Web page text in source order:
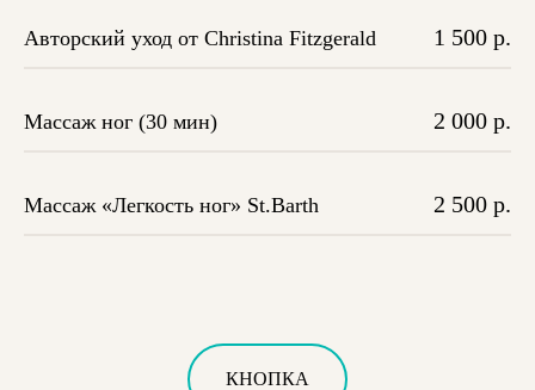
Авторский уход от Christina Fitzgerald 1 500 р.
Массаж ног (30 мин) 2 000 р.
Массаж «Легкость ног» St.Barth 2 500 р.
КНОПКА